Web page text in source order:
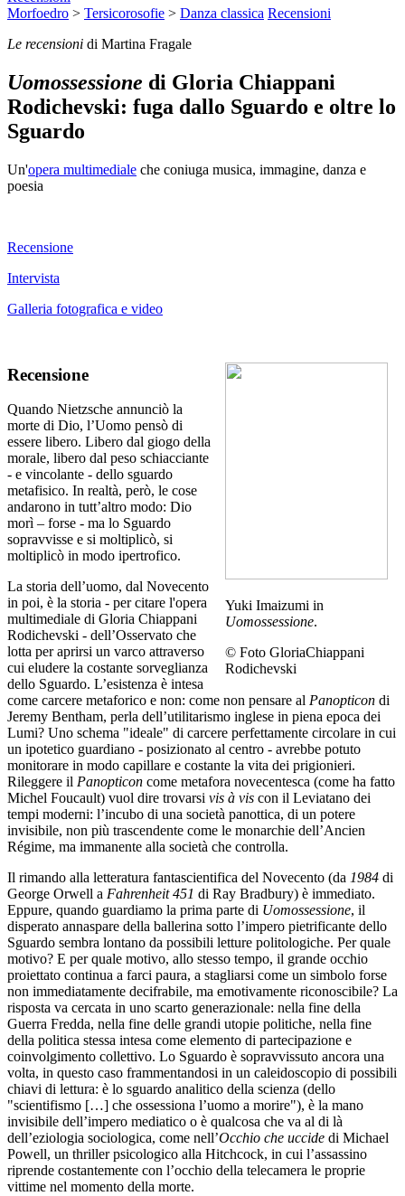
Morfoedro > Tersicorosofie > Danza classica Recensioni
Le recensioni di Martina Fragale
Uomossessione di Gloria Chiappani
Rodichevski: fuga dallo Sguardo e oltre lo
Sguardo
Un'opera multimediale che coniuga musica, immagine, danza e
poesia
Recensione
Intervista
Galleria fotografica e video
Yuki Imaizumi in
Uomossessione.
© Foto GloriaChiappani
Rodichevski
Recensione
Quando Nietzsche annunciò la
morte di Dio, l’Uomo pensò di
essere libero. Libero dal giogo della
morale, libero dal peso schiacciante
‑ e vincolante ‑ dello sguardo
metafisico. In realtà, però, le cose
andarono in tutt’altro modo: Dio
morì – forse ‑ ma lo Sguardo
sopravvisse e si moltiplicò, si
moltiplicò in modo ipertrofico.
La storia dell’uomo, dal Novecento
in poi, è la storia ‑ per citare l'opera
multimediale di Gloria Chiappani
Rodichevski ‑ dell’Osservato che
lotta per aprirsi un varco attraverso
cui eludere la costante sorveglianza
dello Sguardo. L’esistenza è intesa
come carcere metaforico e non: come non pensare al Panopticon di
Jeremy Bentham, perla dell’utilitarismo inglese in piena epoca dei
Lumi? Uno schema "ideale" di carcere perfettamente circolare in cui
un ipotetico guardiano ‑ posizionato al centro ‑ avrebbe potuto
monitorare in modo capillare e costante la vita dei prigionieri.
Rileggere il Panopticon come metafora novecentesca (come ha fatto
Michel Foucault) vuol dire trovarsi vis à vis con il Leviatano dei
tempi moderni: l’incubo di una società panottica, di un potere
invisibile, non più trascendente come le monarchie dell’Ancien
Régime, ma immanente alla società che controlla.
Il rimando alla letteratura fantascientifica del Novecento (da 1984 di
George Orwell a Fahrenheit 451 di Ray Bradbury) è immediato.
Eppure, quando guardiamo la prima parte di Uomossessione, il
disperato annaspare della ballerina sotto l’impero pietrificante dello
Sguardo sembra lontano da possibili letture politologiche. Per quale
motivo? E per quale motivo, allo stesso tempo, il grande occhio
proiettato continua a farci paura, a stagliarsi come un simbolo forse
non immediatamente decifrabile, ma emotivamente riconoscibile? La
risposta va cercata in uno scarto generazionale: nella fine della
Guerra Fredda, nella fine delle grandi utopie politiche, nella fine
della politica stessa intesa come elemento di partecipazione e
coinvolgimento collettivo. Lo Sguardo è sopravvissuto ancora una
volta, in questo caso frammentandosi in un caleidoscopio di possibili
chiavi di lettura: è lo sguardo analitico della scienza (dello
"scientifismo […] che ossessiona l’uomo a morire"), è la mano
invisibile dell’impero mediatico o è qualcosa che va al di là
dell’eziologia sociologica, come nell’Occhio che uccide di Michael
Powell, un thriller psicologico alla Hitchcock, in cui l’assassino
riprende costantemente con l’occhio della telecamera le proprie
vittime nel momento della morte.